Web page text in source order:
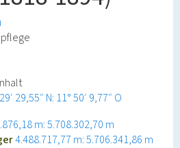
29,55″ N: 11° 50′ 9,77″ O
m: 5.708.302,70 m
4.488.717,77 m: 5.706.341,86 m